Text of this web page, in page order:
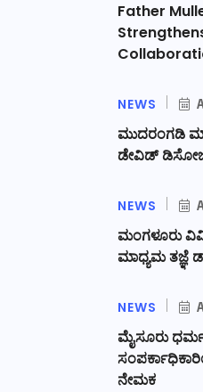
Father
NEWS
ಮುದರಂಗಡಿ
ಡೇವಿಡ್
NEWS
ಮಂಗಳೂರು ವಿವಿ
ಮಾಧ್ಯಮ ತಜ್ಞೆ
NEWS
ಮೈಸೂರು
ನೇಮಕ